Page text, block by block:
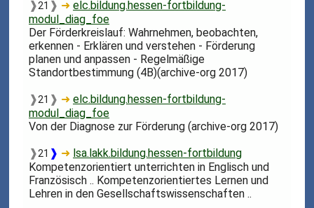
❱21 ❱ ➜elc.bildung.hessen-fortbildung-
modul_diag_foe
Der Förderkreislauf: Wahrnehmen, beobachten,
erkennen - Erklären und verstehen - Förderung
planen und anpassen - Regelmäßige
Standortbestimmung (4B)(archive-org 2017)
❱21 ❱ ➜elc.bildung.hessen-fortbildung-
modul_diag_foe
Von der Diagnose zur Förderung (archive-org 2017)
❱21 ❱ ➜ lsa.lakk.bildung.hessen-fortbildung
Kompetenzorientiert unterrichten in Englisch und
Französisch .. Kompetenzorientiertes Lernen und
Lehren in den Gesellschaftswissenschaften ..